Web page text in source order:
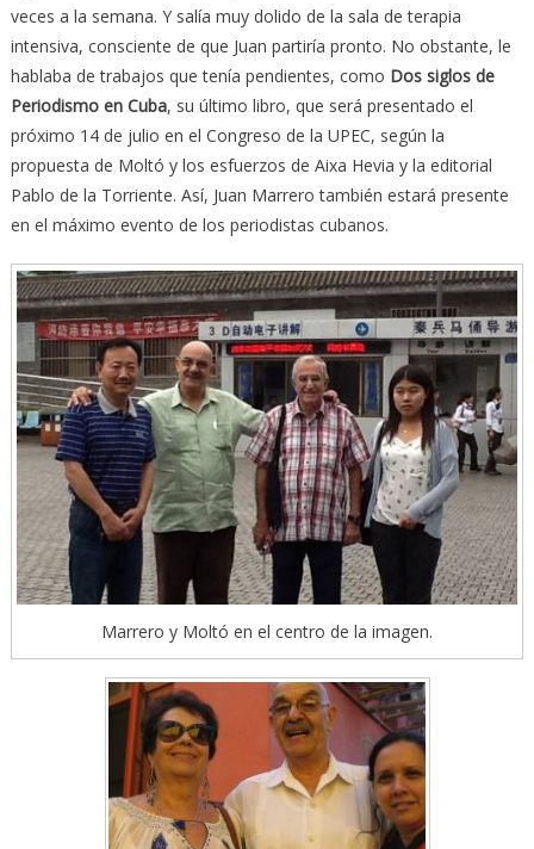
veces a la semana. Y salía muy dolido de la sala de terapia
intensiva, consciente de que Juan partiría pronto. No obstante, le
hablaba de trabajos que tenía pendientes, como Dos siglos de
Periodismo en Cuba, su último libro, que será presentado el
próximo 14 de julio en el Congreso de la UPEC, según la
propuesta de Moltó y los esfuerzos de Aixa Hevia y la editorial
Pablo de la Torriente. Así, Juan Marrero también estará presente
en el máximo evento de los periodistas cubanos.
Marrero y Moltó en el centro de la imagen.